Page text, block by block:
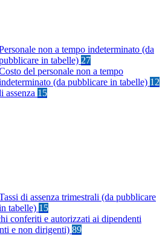
non a tempo indeterminato (da
in tabelle) 27
del personale non a tempo
(da pubblicare in tabelle) 12
assenza 15
di assenza trimestrali (da pubblicare
tabelle) 15
conferiti e autorizzati ai dipendenti
e non dirigenti) 89